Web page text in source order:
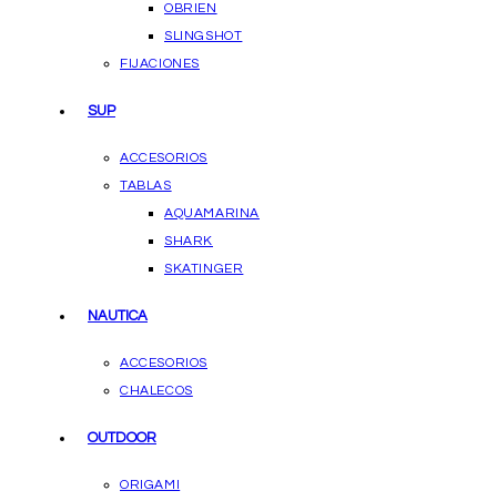
OBRIEN
SLINGSHOT
FIJACIONES
SUP
ACCESORIOS
TABLAS
AQUAMARINA
SHARK
SKATINGER
NAUTICA
ACCESORIOS
CHALECOS
OUTDOOR
ORIGAMI